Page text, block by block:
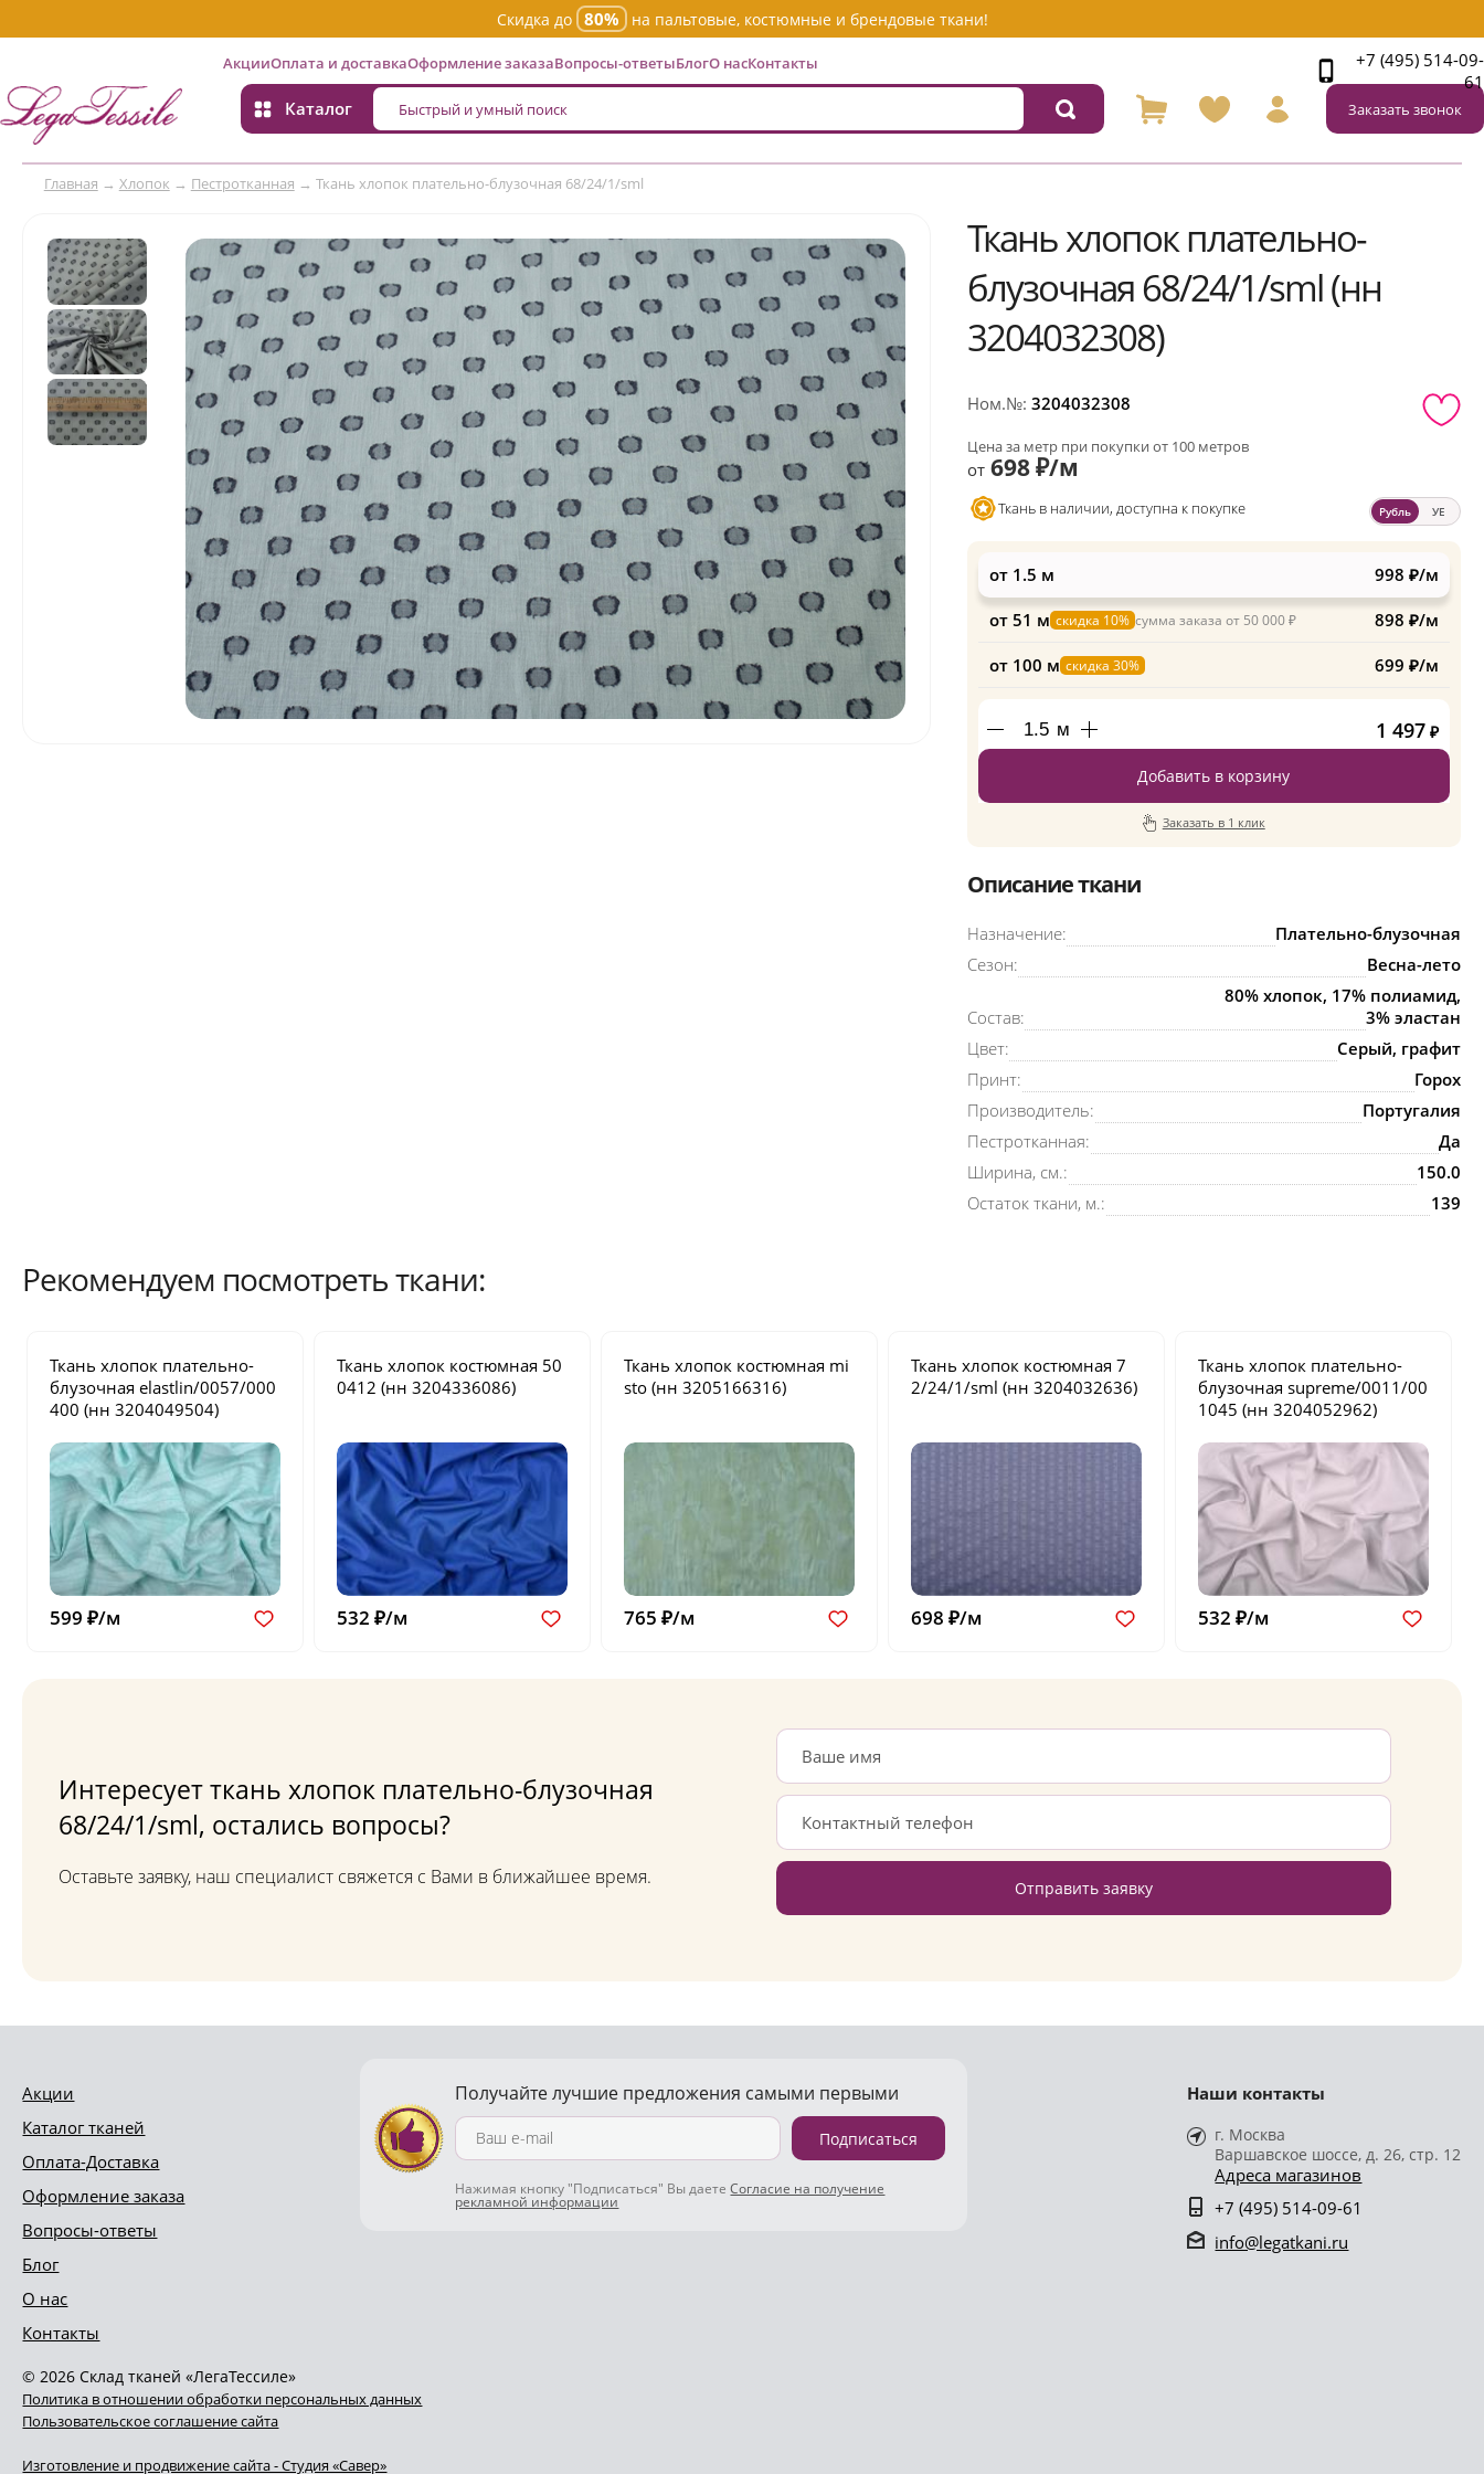
Скидка до 80% на пальтовые, костюмные и брендовые ткани!
АкцииОплата и доставкаОформление заказаВопросы-ответыБлогО насКонтакты
Каталог
+7 (495) 514-09-
61
Заказать звонок
Главная → Хлопок → Пестротканная → Ткань хлопок плательно-блузочная 68/24/1/sml
Ткань хлопок плательно-
блузочная 68/24/1/sml (нн
3204032308)
Ном.№: 3204032308
Цена за метр при покупки от 100 метров
от698 ₽/м
Ткань в наличии, доступна к покупке Рубль УЕ
от 1.5 м 998 ₽/м
от 51 м скидка 10% сумма заказа от 50 000 ₽ 898 ₽/м
от 100 м скидка 30% 699 ₽/м
м 1 497 ₽
Добавить в корзину
Заказать в 1 клик
Описание ткани
Назначение:
Плательно-блузочная
Сезон:
Весна-лето
Состав:
80% хлопок, 17% полиамид,
3% эластан
Цвет:
Серый, графит
Принт:
Горох
Производитель:
Португалия
Пестротканная:
Да
Ширина, см.:
150.0
Остаток ткани, м.:
139
Рекомендуем посмотреть ткани:
Ткань хлопок плательно-
блузочнаяelastlin/0057/000
400 (нн 3204049504)
599 ₽/м
Ткань хлопок костюмная 50
0412 (нн 3204336086)
532 ₽/м
Ткань хлопок костюмная mi
sto (нн 3205166316)
765 ₽/м
Ткань хлопок костюмная7
2/24/1/sml (нн 3204032636)
698 ₽/м
Ткань хлопок плательно-
блузочнаяsupreme/0011/00
1045 (нн 3204052962)
532 ₽/м
Интересует ткань хлопок плательно-блузочная
68/24/1/sml, остались вопросы?
Оставьте заявку, наш специалист свяжется с Вами в ближайшее время. Отправить заявку
Акции
Каталог тканей
Оплата-Доставка
Оформление заказа
Вопросы-ответы
Блог
О нас
Контакты
Получайте лучшие предложения самыми первыми
Подписаться
Нажимая кнопку "Подписаться" Вы даетеСогласие на получение
рекламной информации
Наши контакты
г. Москва
Варшавское шоссе, д. 26, стр. 12
Адреса магазинов
+7 (495) 514-09-61
info@legatkani.ru
© 2026 Склад тканей «ЛегаТессиле»
Политика в отношении обработки персональных данных
Пользовательское соглашение сайта
Изготовление и продвижение сайта - Студия «Савер»